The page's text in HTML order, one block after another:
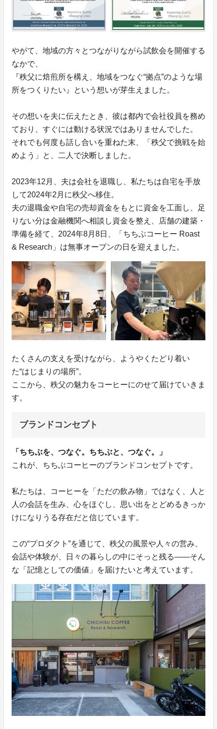
やがて、地域の方々とつながりながら試飲会を開催する
なかで、
『秩父に焙煎所を構え、地域をつなぐ“拠点”のような場
所をつくりたい』という想いが芽生えました。
その想いを夫に伝えたとき、彼は都内で会社役員を務め
ており、すぐには動ける状況ではありませんでした。
それでも何度も話し合いを重ねた末、「秩父で挑戦を始
めよう」と、二人で決断しました。
2023年12月、夫は会社を退職し、私たちは自宅を手放
して2024年2月に秩父へ移住。
夫の退職金や自宅の売却資金をもとに資金を工面し、足
りない分は金融機関へ相談し資金を整え、店舗の建築・
準備を経て、2024年8月8日、「ちちぶコーヒー Roast
& Research」は無事オープンの日を迎えました。
たくさんの支えを受けながら、ようやくたどり着い
た“はじまりの場所”。
ここから、秩父の魅力をコーヒーにのせて届けていきま
す。
ブランドコンセプト
「ちちぶを、つなぐ。ちちぶと、つなぐ。」
これが、ちちぶコーヒーのブランドコンセプトです。
私たちは、コーヒーを「ただの飲み物」ではなく、人と
人の会話を生み、心をほぐし、思い出をとどめるきっか
けになりうる存在だと信じています。
この“プロダクト”を通じて、秩父の風景や人々の営み、
会話や体験が、日々の暮らしの中にそっと残る——そん
な「記憶としての価値」を届けたいと考えています。